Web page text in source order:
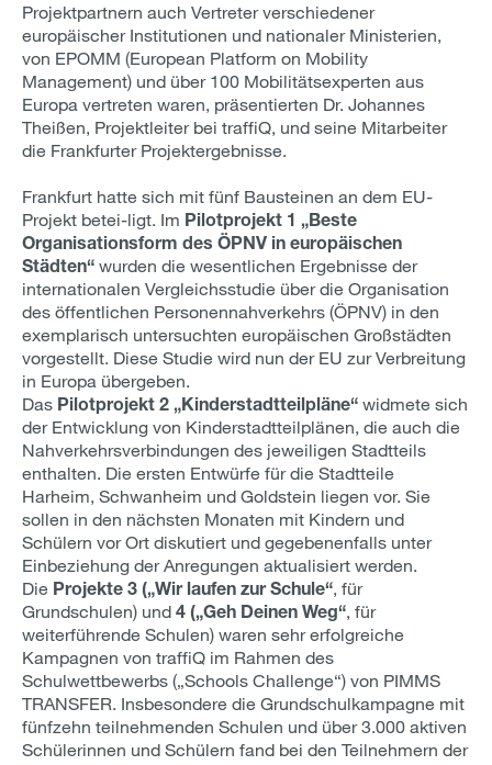
Projektpartnern auch Vertreter verschiedener
europäischer Institutionen und nationaler Ministerien,
von EPOMM (European Platform on Mobility
Management) und über 100 Mobilitätsexperten aus
Europa vertreten waren, präsentierten Dr. Johannes
Theißen, Projektleiter bei traffiQ, und seine Mitarbeiter
die Frankfurter Projektergebnisse.
Frankfurt hatte sich mit fünf Bausteinen an dem EU-
Projekt betei-ligt. Im Pilotprojekt 1 „Beste
Organisationsform des ÖPNV in europäischen
Städten“ wurden die wesentlichen Ergebnisse der
internationalen Vergleichsstudie über die Organisation
des öffentlichen Personennahverkehrs (ÖPNV) in den
exemplarisch untersuchten europäischen Großstädten
vorgestellt. Diese Studie wird nun der EU zur Verbreitung
in Europa übergeben.
Das Pilotprojekt 2 „Kinderstadtteilpläne“ widmete sich
der Entwicklung von Kinderstadtteilplänen, die auch die
Nahverkehrsverbindungen des jeweiligen Stadtteils
enthalten. Die ersten Entwürfe für die Stadtteile
Harheim, Schwanheim und Goldstein liegen vor. Sie
sollen in den nächsten Monaten mit Kindern und
Schülern vor Ort diskutiert und gegebenenfalls unter
Einbeziehung der Anregungen aktualisiert werden.
Die Projekte 3 („Wir laufen zur Schule“, für
Grundschulen) und 4 („Geh Deinen Weg“, für
weiterführende Schulen) waren sehr erfolgreiche
Kampagnen von traffiQ im Rahmen des
Schulwettbewerbs („Schools Challenge“) von PIMMS
TRANSFER. Insbesondere die Grundschulkampagne mit
fünfzehn teilnehmenden Schulen und über 3.000 aktiven
Schülerinnen und Schülern fand bei den Teilnehmern der